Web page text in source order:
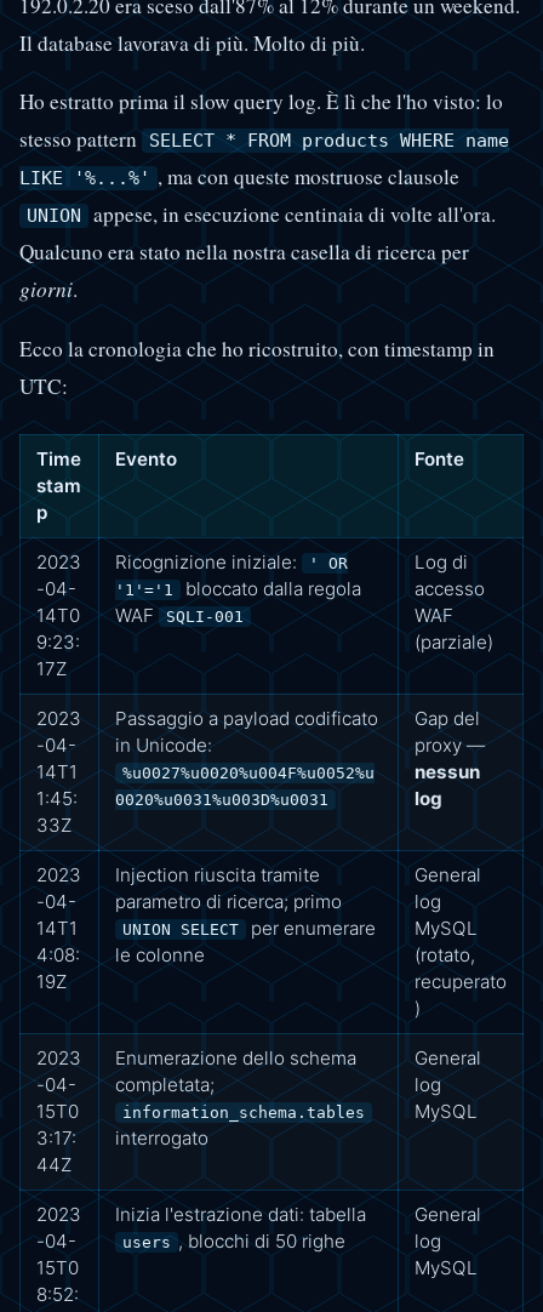
192.0.2.20 era sceso dall'87% al 12% durante un weekend.
Il database lavorava di più. Molto di più.
Ho estratto prima il slow query log. È lì che l'ho visto: lo
stesso pattern SELECT * FROM products WHERE name
LIKE '%...%' , ma con queste mostruose clausole
UNION
appese, in esecuzione centinaia di volte all'ora.
Qualcuno era stato nella nostra casella di ricerca per
giorni.
Ecco la cronologia che ho ricostruito, con timestamp in
UTC:
Time
stam
p
Evento Fonte
2023
-04-
14T0
9:23:
17Z
Ricognizione iniziale:
' OR
'1'='1
bloccato dalla regola
WAF SQLI-001
Log di
accesso
WAF
(parziale)
2023
-04-
14T1
1:45:
33Z
Passaggio a payload codificato
in Unicode:
%u0027%u0020%u004F%u0052%u
0020%u0031%u003D%u0031
Gap del
proxy —
nessun
log
2023
-04-
14T1
4:08:
19Z
Injection riuscita tramite
parametro di ricerca; primo
UNION SELECT
per enumerare
le colonne
General
log
MySQL
(rotato,
recuperato
)
2023
-04-
15T0
3:17:
44Z
Enumerazione dello schema
completata;
information_schema.tables
interrogato
General
log
MySQL
2023
-04-
15T0
8:52:
Inizia l'estrazione dati: tabella
users , blocchi di 50 righe
General
log
MySQL